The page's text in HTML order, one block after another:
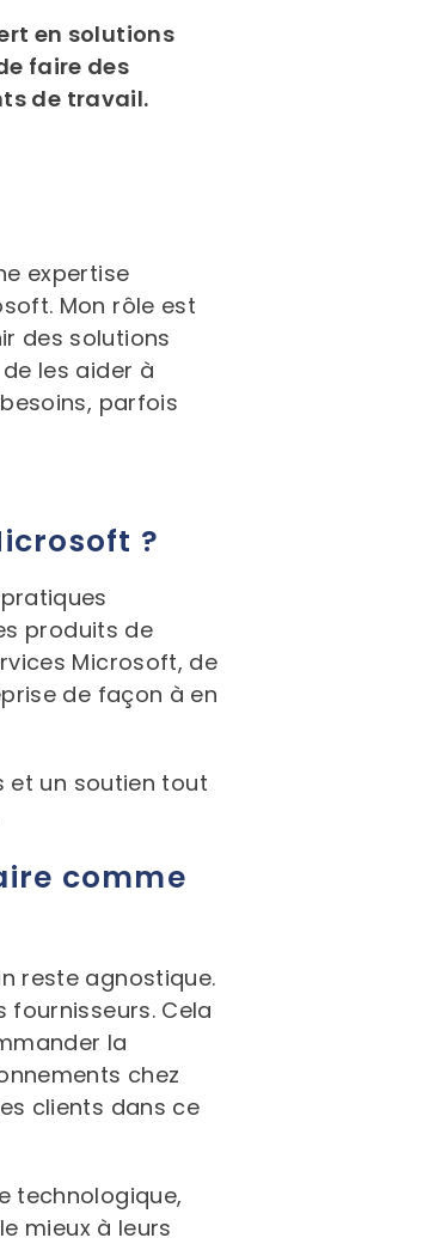
en solutions
faire des
de travail.
expertise
Mon rôle est
des solutions
les aider à
parfois
?
produits de
Microsoft, de
de façon à en
et un soutien tout
comme
reste agnostique.
Cela
la
chez
clients dans ce
technologique,
mieux à leurs